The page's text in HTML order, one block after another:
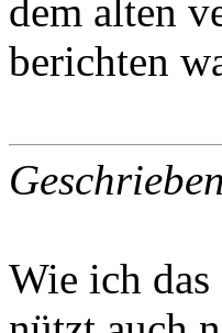
dem alten
berichten
Wie ich